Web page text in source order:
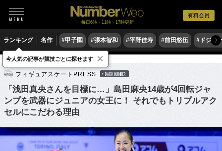
有料会員
毎日6時・11時・17時更新
ランキング 名作 #甲子園 #張本智和 #平野佳寿 #前田悠伍 #ドジャ
〉
フィギュアスケート
フィギュアスケートPRESS BACK NUMBER
「浅田真央さんを目標に…」島田麻央14歳が4回転ジャ
ンプを武器にジュニアの女王に！ それでもトリプルアク
セルにこだわる理由
今人気の記事が競技ごとに探せます ×